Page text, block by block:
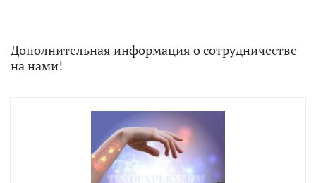
Дополнительная информация о сотрудничестве
на нами!